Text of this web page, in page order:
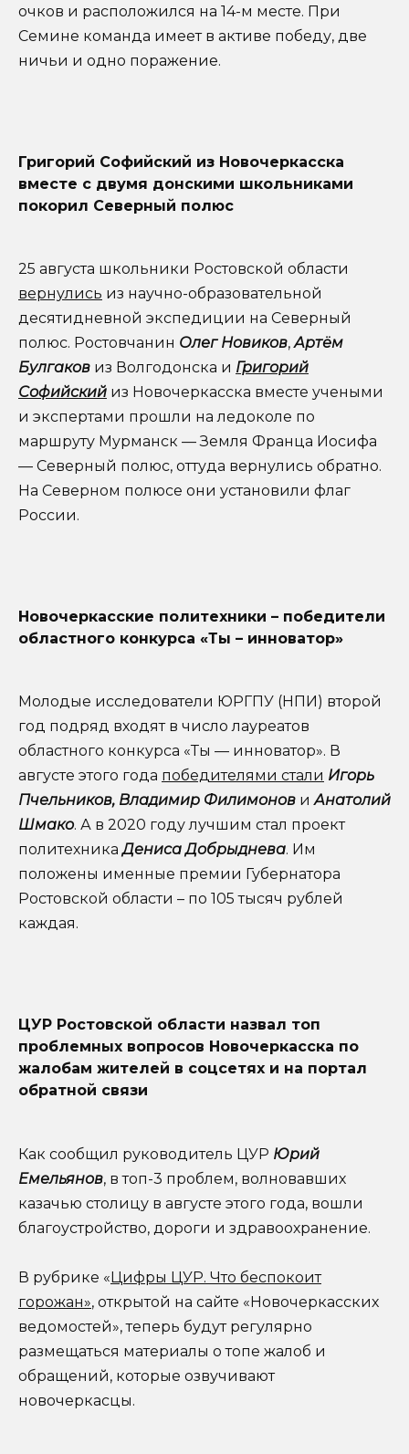
очков и расположился на 14-м месте. При
Семине команда имеет в активе победу, две
ничьи и одно поражение.
Григорий Софийский из Новочеркасска
вместе с двумя донскими школьниками
покорил Северный полюс
25 августа школьники Ростовской области
вернулись из научно-образовательной
десятидневной экспедиции на Северный
полюс. Ростовчанин Олег Новиков,Артём
Булгаков из Волгодонска и Григорий
Софийский из Новочеркасска вместе учеными
и экспертами прошли на ледоколе по
маршруту Мурманск — Земля Франца Иосифа
— Северный полюс, оттуда вернулись обратно.
На Северном полюсе они установили флаг
России.
Новочеркасские политехники – победители
областного конкурса «Ты – инноватор»
Молодые исследователи ЮРГПУ (НПИ) второй
год подряд входят в число лауреатов
областного конкурса «Ты — инноватор». В
августе этого года победителями стали Игорь
Пчельников, Владимир Филимонов иАнатолий
Шмако. А в 2020 году лучшим стал проект
политехникаДениса Добрыднева. Им
положены именные премии Губернатора
Ростовской области – по 105 тысяч рублей
каждая.
ЦУР Ростовской области назвал топ
проблемных вопросов Новочеркасска по
жалобам жителей в соцсетях и на портал
обратной связи
Как сообщил руководитель ЦУР Юрий
Емельянов, в топ-3 проблем, волновавших
казачью столицу в августе этого года, вошли
благоустройство, дороги и здравоохранение.
В рубрике «Цифры ЦУР. Что беспокоит
горожан», открытой на сайте «Новочеркасских
ведомостей», теперь будут регулярно
размещаться материалы о топе жалоб и
обращений, которые озвучивают
новочеркасцы.